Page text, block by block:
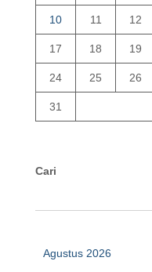
10 11 12
17 18 19
24 25 26
31
Cari
Agustus 2026